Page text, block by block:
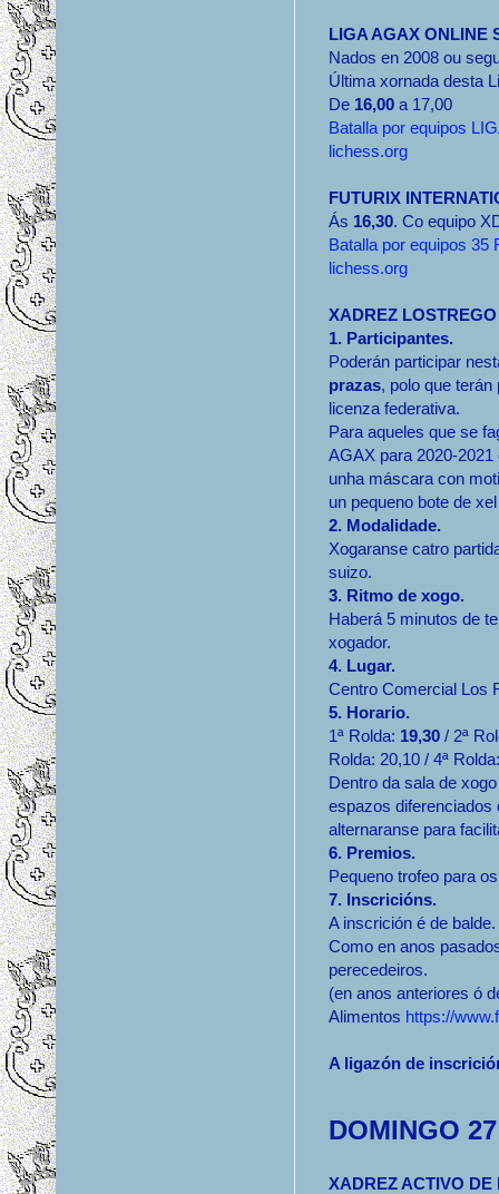
LIGA AGAX ONLINE
Nados en 2008 ou
Última xornada desta
De 16,00 a 17,00
Batalla por equipos
lichess.org
FUTURIX
Ás 16,30. Co equipo
Batalla por equipos 35
lichess.org
XADREZ
1. Participantes.
Poderán participar
prazas, polo que
licenza federativa.
Para aqueles que se
AGAX para 2020-
unha máscara con
un pequeno bote de
2. Modalidade.
Xogaranse catro
suizo.
3. Ritmo de xogo.
Haberá 5 minutos de
xogador.
4. Lugar.
Centro Comercial Los
5. Horario.
1ª Rolda: 19,30 / 2ª
Rolda: 20,10 / 4ª
Dentro da sala de
espazos diferenciados
alternaranse para
6. Premios.
Pequeno trofeo para
7. Inscricións.
A inscrición é de balde.
Como en anos
perecedeiros.
(en anos anteriores ó
Alimentos https://
A ligazón de
DOMINGO 27
XADREZ ACTIVO DE